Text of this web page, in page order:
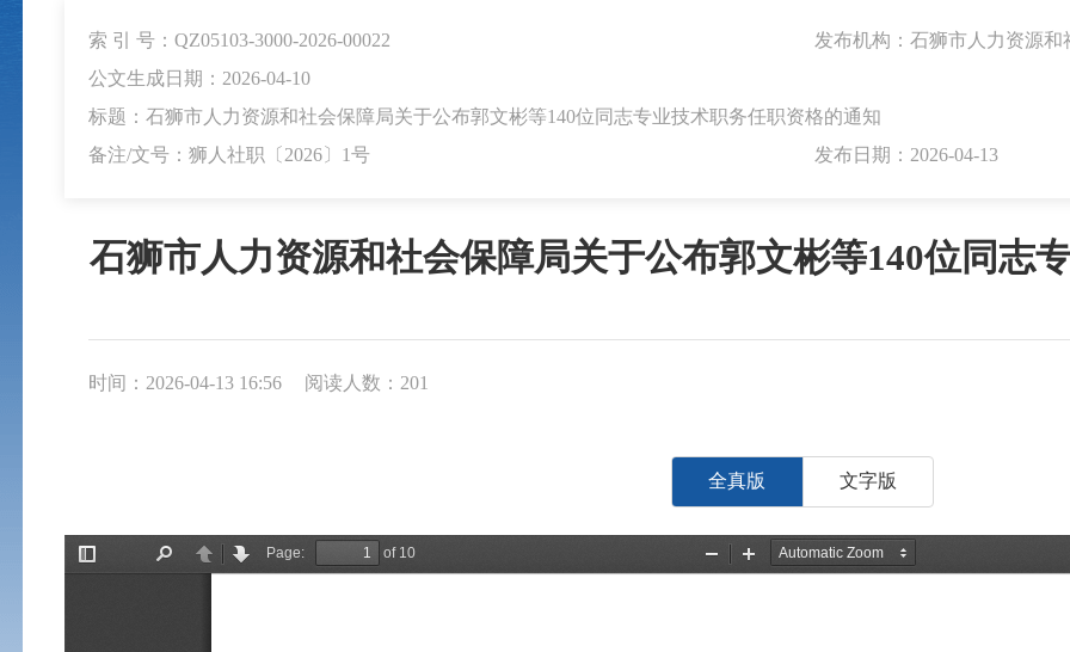
索 引 号：QZ05103-3000-2026-00022
发布机构：石狮市人力资源和
公文生成日期：2026-04-10
标题：石狮市人力资源和社会保障局关于公布郭文彬等140位同志专业技术职务任职资格的通知
备注/文号：狮人社职〔2026〕1号
发布日期：2026-04-13
石狮市人力资源和社会保障局关于公布郭文彬等140位同志
时间：2026-04-13 16:56 阅读人数： 201
全真版 文字版